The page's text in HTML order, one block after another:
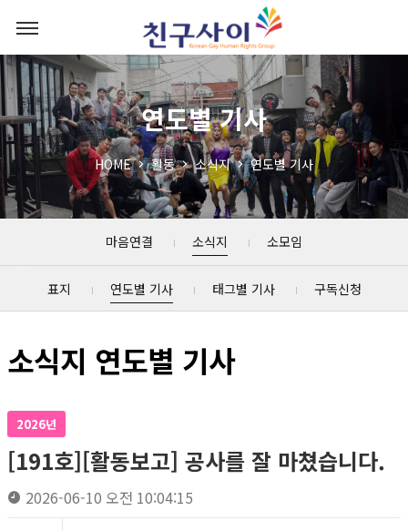
연도별 기사
HOME 활동 소식지 연도별 기사
마음연결 소식지 소모임
표지 연도별 기사 태그별 기사 구독신청
소식지 연도별 기사
2026년
[191호][활동보고] 공사를 잘 마쳤습니다.
2026-06-10 오전 10:04:15